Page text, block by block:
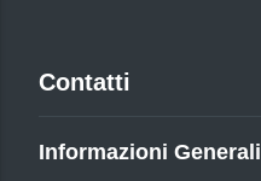
Contatti
Informazioni Generali